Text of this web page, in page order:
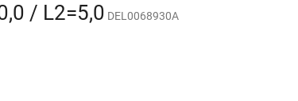
/ L2=5,0 DEL0068930A